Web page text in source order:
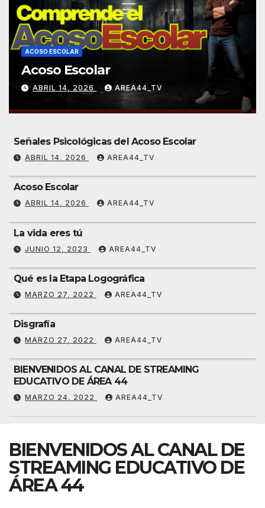
ACOSO ESCOLAR
Acoso Escolar
ABRIL 14, 2026 AREA44_TV
Señales Psicológicas del Acoso Escolar
ABRIL 14, 2026 AREA44_TV
Acoso Escolar
ABRIL 14, 2026 AREA44_TV
La vida eres tú
JUNIO 12, 2023 AREA44_TV
Qué es la Etapa Logográfica
MARZO 27, 2022 AREA44_TV
Disgrafía
MARZO 27, 2022 AREA44_TV
BIENVENIDOS AL CANAL DE STREAMING
EDUCATIVO DE ÁREA 44
MARZO 24, 2022 AREA44_TV
BIENVENIDOS AL CANAL DE
STREAMING EDUCATIVO DE
ÁREA 44